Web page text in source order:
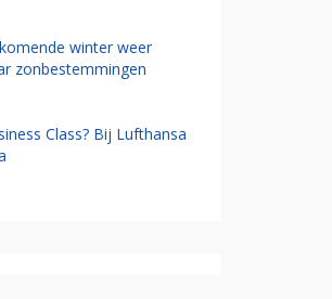
winter weer
zonbestemmingen
Class? Bij Lufthansa